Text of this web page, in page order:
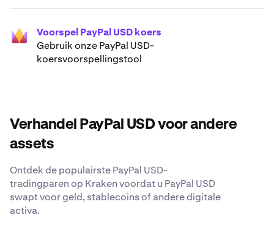
Voorspel PayPal USD koers
Gebruik onze PayPal USD-
koersvoorspellingstool
Verhandel PayPal USD voor andere
assets
Ontdek de populairste PayPal USD-
tradingparen op Kraken voordat u PayPal USD
swapt voor geld, stablecoins of andere digitale
activa.